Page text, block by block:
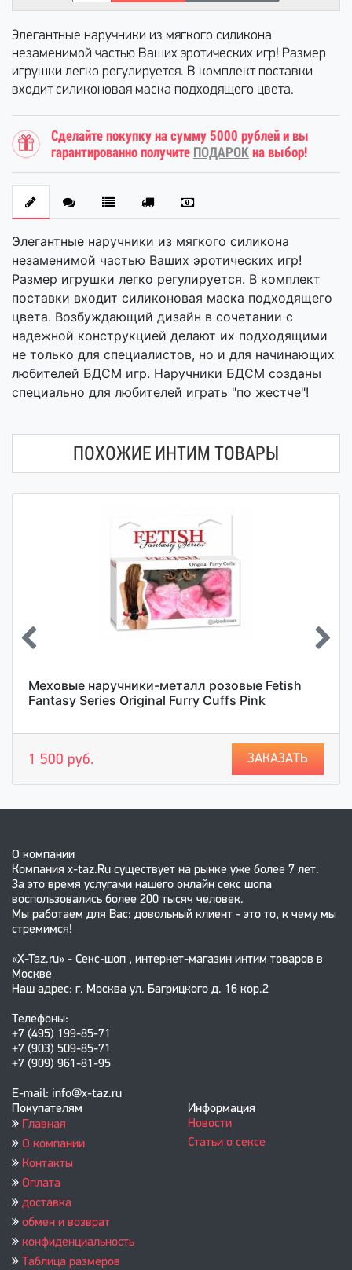
Элегантные наручники из мягкого силикона
незаменимой частью Ваших эротических игр! Размер
игрушки легко регулируется. В комплект поставки
входит силиконовая маска подходящего цвета.
Сделайте покупку на сумму 5000 рублей и вы
гарантированно получите ПОДАРОК на выбор!
Элегантные наручники из мягкого силикона
незаменимой частью Ваших эротических игр!
Размер игрушки легко регулируется. В комплект
поставки входит силиконовая маска подходящего
цвета. Возбуждающий дизайн в сочетании с
надежной конструкцией делают их подходящими
не только для специалистов, но и для начинающих
любителей БДСМ игр. Наручники БДСМ созданы
специально для любителей играть "по жестче"!
ПОХОЖИЕ ИНТИМ ТОВАРЫ
Меховые наручники-металл розовые Fetish
Fantasy Series Original Furry Cuffs Pink
1 500 руб. ЗАКАЗАТЬ
О компании
Компания x-taz.Ru существует на рынке уже более 7 лет.
За это время услугами нашего онлайн секс шопа
воспользовались более 200 тысяч человек.
Мы работаем для Вас: довольный клиент - это то, к чему мы
стремимся!
«X-Taz.ru» - Секс-шоп , интернет-магазин интим товаров в
Москве
Наш адрес: г. Москва ул. Багрицкого д. 16 кор.2
Телефоны:
+7 (495) 199-85-71
+7 (903) 509-85-71
+7 (909) 961-81-95
E-mail: info@x-taz.ru
Покупателям
Главная
О компании
Контакты
Оплата
доставка
обмен и возврат
конфиденциальность
Таблица размеров
Информация
Новости
Статьи о сексе